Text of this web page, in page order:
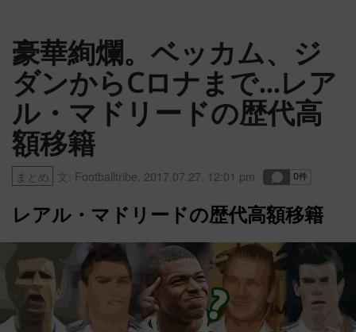
豪華絢爛。ベッカム、ジ
ダンからCロナまで…レア
ル・マドリードの歴代高
額移籍
まとめ 文: Footballtribe 2017.07.27. 12:01 pm
レアル・マドリードの歴代高額移籍